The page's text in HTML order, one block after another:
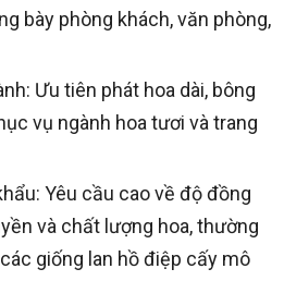
bày phòng khách, văn phòng,
Ưu tiên phát hoa dài, bông
vụ ngành hoa tươi và trang
Yêu cầu cao về độ đồng
và chất lượng hoa, thường
giống lan hồ điệp cấy mô